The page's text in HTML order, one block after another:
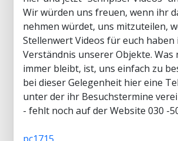
Wir würden uns freuen, wenn ihr
nehmen würdet, uns mitzuteilen,
Stellenwert Videos für euch haben
Verständnis unserer Objekte. Was
immer bleibt, ist, uns einfach zu
bei dieser Gelegenheit hier eine
unter der ihr Besuchstermine
- fehlt noch auf der Website 030 -